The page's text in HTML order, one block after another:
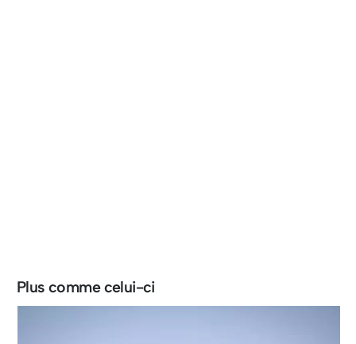
Plus comme celui-ci